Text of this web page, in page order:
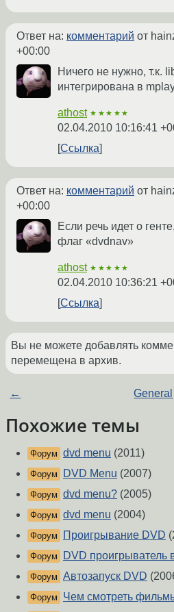
Ответ на: комментарий от
+00:00
Ничего не нужно, т.к.
интегрирована в
athost ★★★★★
02.04.2010 10:16:41
Ссылка
Ответ на: комментарий от
+00:00
Если речь идет о
флаг «dvdnav»
athost ★★★★★
02.04.2010 10:36:21
Ссылка
Вы не можете добавлять
перемещена в архив.
← General
Похожие темы
Форум dvd menu (2011)
Форум DVD Menu (2007)
Форум dvd menu? (2005)
Форум dvd menu (2004)
Форум Проигрывание DVD
Форум DVD проигрыватель
Форум Автозапуск DVD
Форум Чем смотреть